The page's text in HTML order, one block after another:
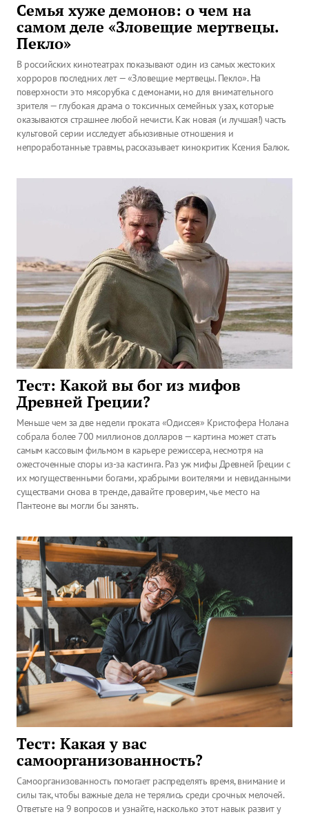
Семья хуже демонов: о чем на
самом деле «Зловещие мертвецы.
Пекло»
В российских кинотеатрах показывают один из самых жестоких
хорроров последних лет — «Зловещие мертвецы. Пекло». На
поверхности это мясорубка с демонами, но для внимательного
зрителя — глубокая драма о токсичных семейных узах, которые
оказываются страшнее любой нечисти. Как новая (и лучшая!) часть
культовой серии исследует абьюзивные отношения и
непроработанные травмы, рассказывает кинокритик Ксения Балюк.
Тест: Какой вы бог из мифов
Древней Греции?
Меньше чем за две недели проката «Одиссея» Кристофера Нолана
собрала более 700 миллионов долларов — картина может стать
самым кассовым фильмом в карьере режиссера, несмотря на
ожесточенные споры из-за кастинга. Раз уж мифы Древней Греции с
их могущественными богами, храбрыми воителями и невиданными
существами снова в тренде, давайте проверим, чье место на
Пантеоне вы могли бы занять.
Тест: Какая у вас
самоорганизованность?
Самоорганизованность помогает распределять время, внимание и
силы так, чтобы важные дела не терялись среди срочных мелочей.
Ответьте на 9 вопросов и узнайте, насколько этот навык развит у